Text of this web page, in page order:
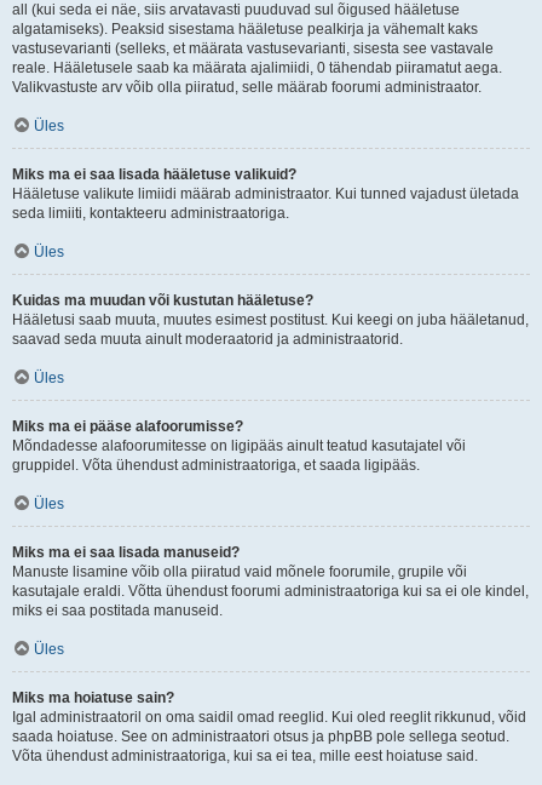
all (kui seda ei näe, siis arvatavasti puuduvad sul õigused hääletuse
algatamiseks). Peaksid sisestama hääletuse pealkirja ja vähemalt kaks
vastusevarianti (selleks, et määrata vastusevarianti, sisesta see vastavale
reale. Hääletusele saab ka määrata ajalimiidi, 0 tähendab piiramatut aega.
Valikvastuste arv võib olla piiratud, selle määrab foorumi administraator.
Üles
Miks ma ei saa lisada hääletuse valikuid?
Hääletuse valikute limiidi määrab administraator. Kui tunned vajadust ületada
seda limiiti, kontakteeru administraatoriga.
Üles
Kuidas ma muudan või kustutan hääletuse?
Hääletusi saab muuta, muutes esimest postitust. Kui keegi on juba hääletanud,
saavad seda muuta ainult moderaatorid ja administraatorid.
Üles
Miks ma ei pääse alafoorumisse?
Mõndadesse alafoorumitesse on ligipääs ainult teatud kasutajatel või
gruppidel. Võta ühendust administraatoriga, et saada ligipääs.
Üles
Miks ma ei saa lisada manuseid?
Manuste lisamine võib olla piiratud vaid mõnele foorumile, grupile või
kasutajale eraldi. Võtta ühendust foorumi administraatoriga kui sa ei ole kindel,
miks ei saa postitada manuseid.
Üles
Miks ma hoiatuse sain?
Igal administraatoril on oma saidil omad reeglid. Kui oled reeglit rikkunud, võid
saada hoiatuse. See on administraatori otsus ja phpBB pole sellega seotud.
Võta ühendust administraatoriga, kui sa ei tea, mille eest hoiatuse said.